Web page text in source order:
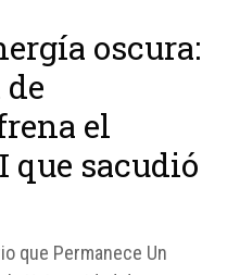
oscura:
el
que sacudió
que Permanece Un